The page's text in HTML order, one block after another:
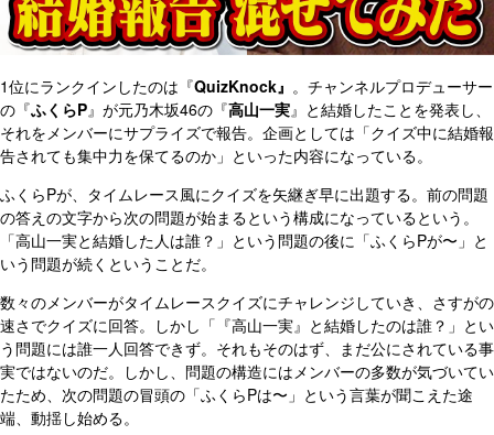
1位にランクインしたのは『QuizKnock』 。チャンネルプロデューサー
の『ふくらP』が元乃木坂46の『高山一実』と結婚したことを発表し、
それをメンバーにサプライズで報告。企画としては「クイズ中に結婚報
告されても集中力を保てるのか」といった内容になっている。
ふくらPが、タイムレース風にクイズを矢継ぎ早に出題する。前の問題
の答えの文字から次の問題が始まるという構成になっているという。
「高山一実と結婚した人は誰？」という問題の後に「ふくらPが〜」と
いう問題が続くということだ。
数々のメンバーがタイムレースクイズにチャレンジしていき、さすがの
速さでクイズに回答。しかし「『高山一実』と結婚したのは誰？」とい
う問題には誰一人回答できず。それもそのはず、まだ公にされている事
実ではないのだ。しかし、問題の構造にはメンバーの多数が気づいてい
たため、次の問題の冒頭の「ふくらPは〜」という言葉が聞こえた途
端、動揺し始める。